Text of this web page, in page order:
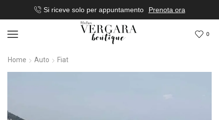
Si riceve solo per appuntamento Prenota ora
0
Home Auto Fiat